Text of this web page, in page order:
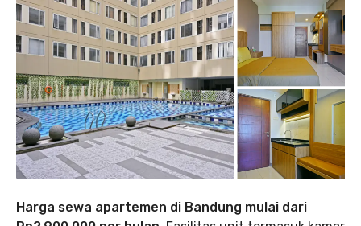
Harga sewa apartemen di Bandung mulai dari